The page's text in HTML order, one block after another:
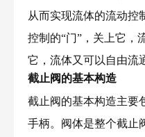
从而实现流体的流动控
控制的“门”，关上它，
它，流体又可以自由流
截止阀的基本构造
截止阀的基本构造主要
手柄。阀体是整个截止